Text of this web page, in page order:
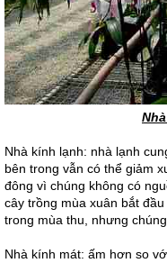
Nhà kính lạnh: nhà lạnh
bên trong vẫn có thể giảm
đông vì chúng không có
cây trồng mùa xuân bắt
trong mùa thu, nhưng
Nhà kính mát: ấm hơn so